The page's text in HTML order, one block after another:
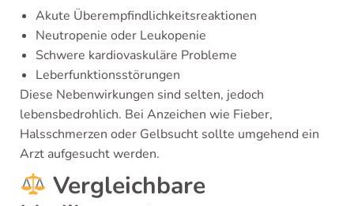
Akute Überempfindlichkeitsreaktionen
Neutropenie oder Leukopenie
Schwere kardiovaskuläre Probleme
Leberfunktionsstörungen
Diese Nebenwirkungen sind selten, jedoch
lebensbedrohlich. Bei Anzeichen wie Fieber,
Halsschmerzen oder Gelbsucht sollte umgehend ein
Arzt aufgesucht werden.
Vergleichbare